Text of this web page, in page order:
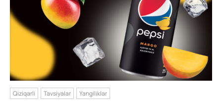
Qiziqarli Tavsiyalar Yangiliklar